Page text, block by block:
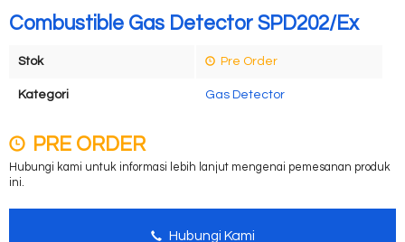
Combustible Gas Detector SPD202/Ex
Stok Pre Order
Kategori Gas Detector
PRE ORDER
Hubungi kami untuk informasi lebih lanjut mengenai pemesanan produk
ini.
Hubungi Kami